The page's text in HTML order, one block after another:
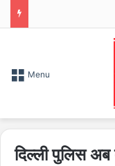
Menu
दिल्ली पुलिस